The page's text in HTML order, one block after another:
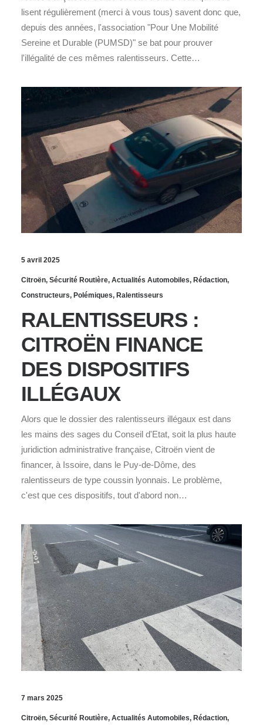
lisent régulièrement (merci à vous tous) savent donc que,
depuis des années, l'association "Pour Une Mobilité
Sereine et Durable (PUMSD)" se bat pour prouver
l'illégalité de ces mêmes ralentisseurs. Cette…
5 avril 2025
Citroën, Sécurité Routière, Actualités Automobiles, Rédaction,
Constructeurs, Polémiques, Ralentisseurs
RALENTISSEURS :
CITROËN FINANCE
DES DISPOSITIFS
ILLÉGAUX
Alors que le dossier des ralentisseurs illégaux est dans
les mains des sages du Conseil d'Etat, soit la plus haute
juridiction administrative française, Citroën vient de
financer, à Issoire, dans le Puy-de-Dôme, des
ralentisseurs de type coussin lyonnais. Le problème,
c'est que ces dispositifs, tout d'abord non…
7 mars 2025
Citroën, Sécurité Routière, Actualités Automobiles, Rédaction,